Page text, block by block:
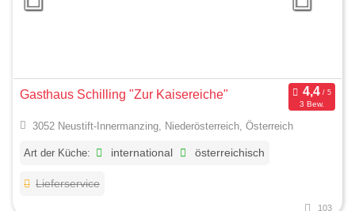
Gasthaus Schilling "Zur Kaisereiche"
3 Bew.
3052 Neustift-Innermanzing, Niederösterreich, Österreich
Art der Küche: international österreichisch
Lieferservice
103